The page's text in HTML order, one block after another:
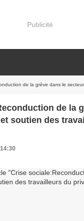
Publicité
de la grève dans le secteur public et
de la
soutien des